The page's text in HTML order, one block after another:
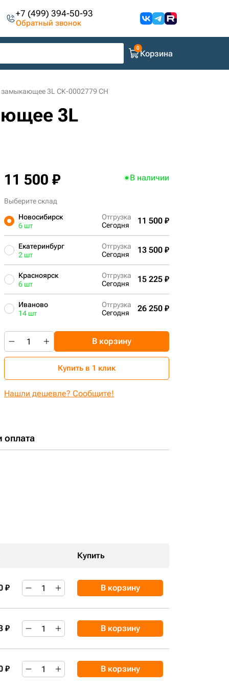
+7 (499) 394-50-93
Обратный звонок
Корзина
замыкающее 3L СК-0002779 CH
3L
11 500 ₽ В наличии
Выберите склад
Новосибирск
6 шт
Отгрузка
Сегодня
11 500 ₽
Екатеринбург
2 шт
Отгрузка
Сегодня
13 500 ₽
Красноярск
6 шт
Отгрузка
Сегодня
15 225 ₽
Иваново
14 шт
Отгрузка
Сегодня
26 250 ₽
В корзину
Купить в 1 клик
Нашли дешевле? Сообщите!
оплата
Купить
₽ В корзину
₽ В корзину
₽ В корзину